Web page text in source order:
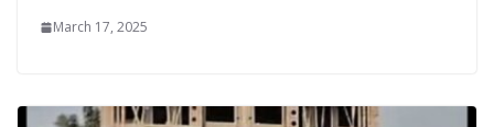
March 17, 2025